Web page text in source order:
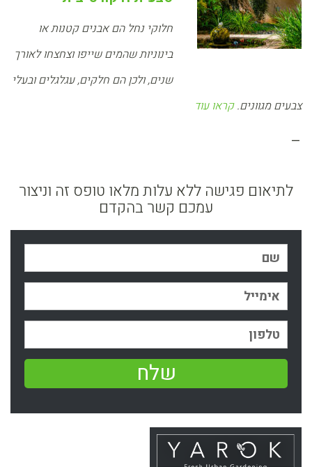
חלוקי נחל הם אבנים קטנות או
בינוניות שהמים שייפו וצחצחו לאורך
שנים, ולכן הם חלקים, עגלגלים ובעלי
צבעים מגוונים.קראו עוד
–
לתיאום פגישה ללא עלות מלאו טופס זה וניצור
עמכם קשר בהקדם